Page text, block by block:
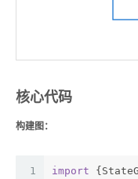
核心代码
构建图：
1
import